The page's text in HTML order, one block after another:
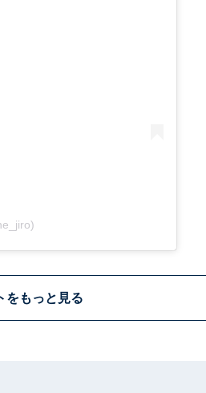
をもっと見る